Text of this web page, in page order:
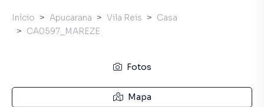
Início Apucarana Vila Reis
Casa
CA0597_MAREZE
Fotos
Mapa